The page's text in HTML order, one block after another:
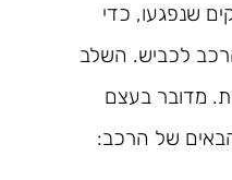
שנפגעו, כדי
לכביש. השלב
מדובר בעצם
של הרכב: